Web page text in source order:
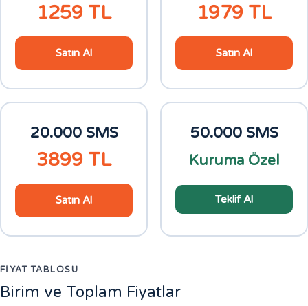
1259 TL
Satın Al
1979 TL
Satın Al
20.000 SMS
3899 TL
Satın Al
50.000 SMS
Kuruma Özel
Teklif Al
FIYAT TABLOSU
Birim ve Toplam Fiyatlar